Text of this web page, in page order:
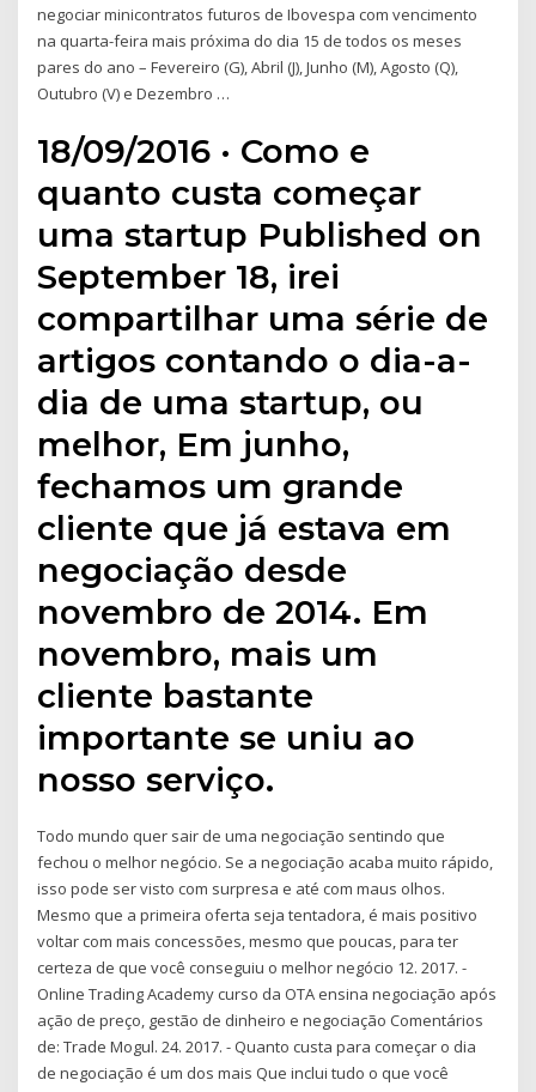
negociar minicontratos futuros de Ibovespa com vencimento
na quarta-feira mais próxima do dia 15 de todos os meses
pares do ano – Fevereiro (G), Abril (J), Junho (M), Agosto (Q),
Outubro (V) e Dezembro …
18/09/2016 · Como e
quanto custa começar
uma startup Published on
September 18, irei
compartilhar uma série de
artigos contando o dia-a-
dia de uma startup, ou
melhor, Em junho,
fechamos um grande
cliente que já estava em
negociação desde
novembro de 2014. Em
novembro, mais um
cliente bastante
importante se uniu ao
nosso serviço.
Todo mundo quer sair de uma negociação sentindo que
fechou o melhor negócio. Se a negociação acaba muito rápido,
isso pode ser visto com surpresa e até com maus olhos.
Mesmo que a primeira oferta seja tentadora, é mais positivo
voltar com mais concessões, mesmo que poucas, para ter
certeza de que você conseguiu o melhor negócio 12. 2017. -
Online Trading Academy curso da OTA ensina negociação após
ação de preço, gestão de dinheiro e negociação Comentários
de: Trade Mogul. 24. 2017. - Quanto custa para começar o dia
de negociação é um dos mais Que inclui tudo o que você